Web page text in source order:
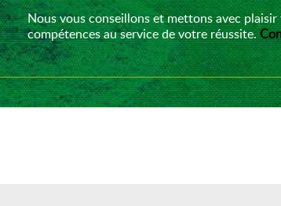
Nous vous conseillons et mettons avec
compétences au service de votre réussite.